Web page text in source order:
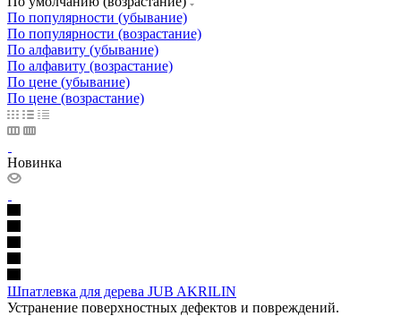
По популярности (убывание)
По популярности (возрастание)
По алфавиту (убывание)
По алфавиту (возрастание)
По цене (убывание)
По цене (возрастание)
Новинка
Шпатлевка для дерева JUB AKRILIN
Устранение поверхностных дефектов и повреждений.